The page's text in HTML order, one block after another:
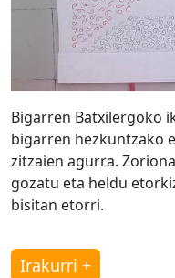
Bigarren Batxilergoko
bigarren hezkuntzako
zitzaien agurra.
gozatu eta heldu
bisitan etorri.
Irakurri +